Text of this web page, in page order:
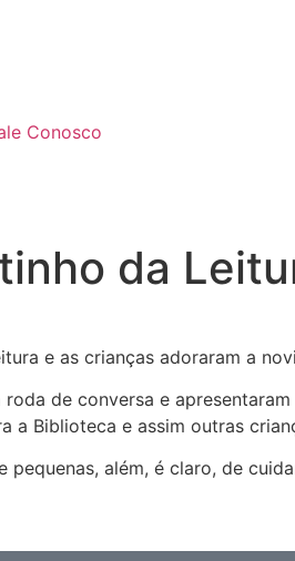
Conosco
da
e as crianças adoraram a
de conversa e
Biblioteca e assim outras
além, é claro, de